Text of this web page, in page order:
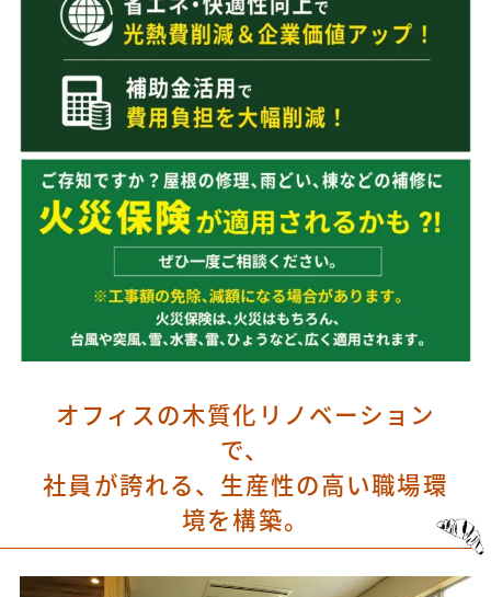
オフィスの木質化リノベーション
で、
社員が誇れる、生産性の高い職場環
境を構築。